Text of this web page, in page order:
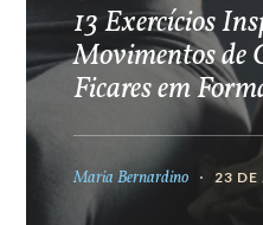
13 Exercícios
Movimentos de
Ficares em
Maria Bernardino 23